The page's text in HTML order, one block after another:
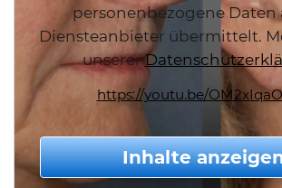
personenbezogene Daten
Diensteanbieter übermittelt.
unserer
https://youtu.be/
Inhalte